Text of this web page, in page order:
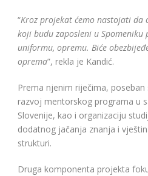
“Kroz projekat ćemo nastojati da
koji budu zaposleni u
uniformu, opremu. Biće
oprema”, rekla je Kandić.
Prema njenim riječima,
razvoj mentorskog programa u
Slovenije, kao i organizaciju
dodatnog jačanja znanja i
strukturi.
Druga komponenta projekta